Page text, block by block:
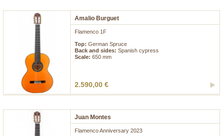
Amalio Burguet
Flamenco 1F
Top: German Spruce
Back and sides: Spanish cypress
Scale: 650 mm
2.590,00 €
Juan Montes
Flamenco Anniversary 2023